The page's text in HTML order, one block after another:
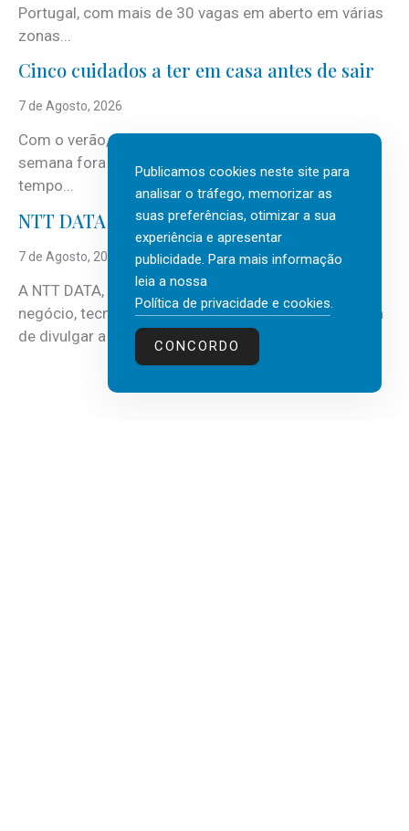
Portugal, com mais de 30 vagas em aberto em várias
zonas...
Cinco cuidados a ter em casa antes de sair
7 de Agosto, 2026
Com o verão, chegam também as férias, os fins-de-
semana fora e os dias em que a casa fica mais
tempo...
NTT DATA Insurtech Global Outlook 2026
7 de Agosto, 2026
A NTT DATA, consultora global em serviços de
negócio, tecnologia e inteligência artificial (IA), acaba
de divulgar a mais recente...
Publicamos cookies neste site para
analisar o tráfego, memorizar as
suas preferências, otimizar a sua
experiência e apresentar
publicidade. Para mais informação
leia a nossa
Política de privacidade e cookies.
CONCORDO